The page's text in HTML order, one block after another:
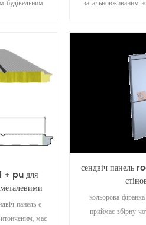
будівельним
сталеві
цій
а
забезпечує їй
загальновживаним
високоякісну
коефіцієнт
поверхня панелі
корозійних
+ pu для
панель є
має
сендвіч панель
кольорова
приймає збірну